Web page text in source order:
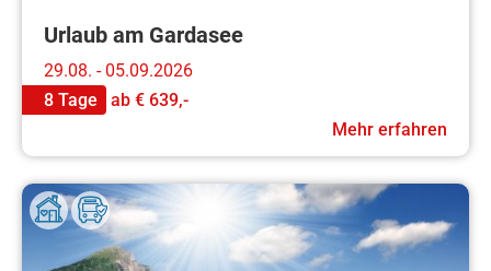
Urlaub am Gardasee
29.08. - 05.09.2026
8 Tage
ab € 639,-
Mehr erfahren